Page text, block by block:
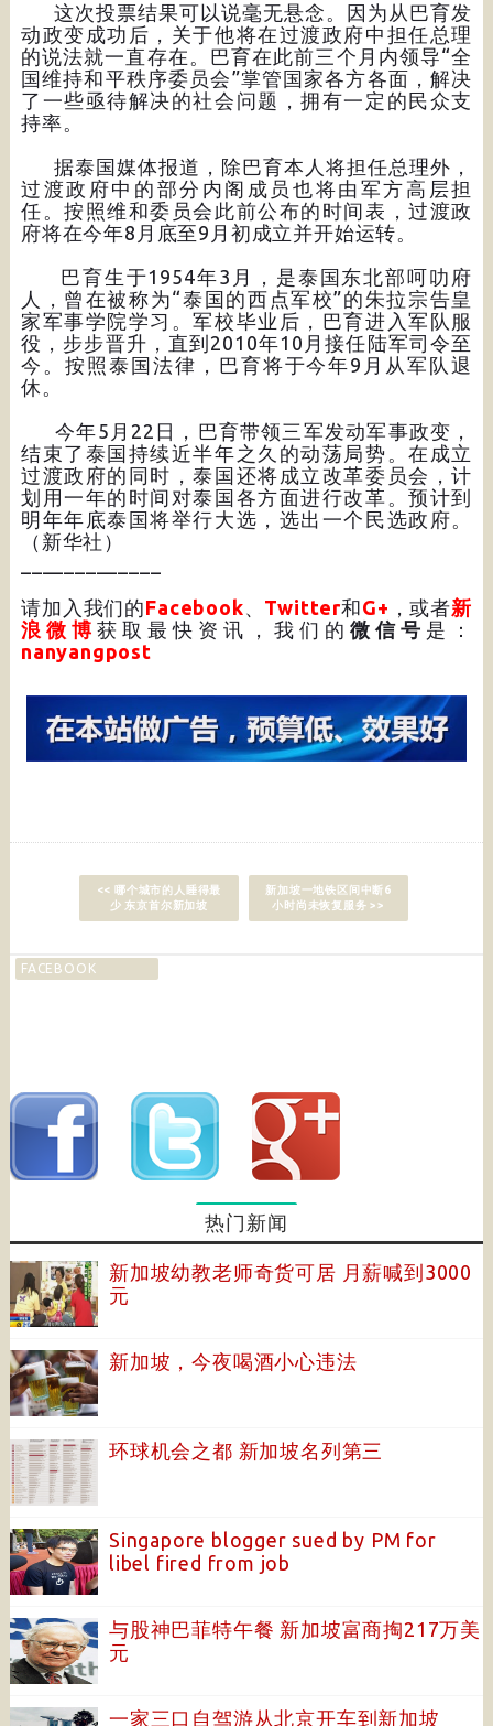
这次投票结果可以说毫无悬念。因为从巴育发
动政变成功后，关于他将在过渡政府中担任总理
的说法就一直存在。巴育在此前三个月内领导“全
国维持和平秩序委员会”掌管国家各方各面，解决
了一些亟待解决的社会问题，拥有一定的民众支
持率。
据泰国媒体报道，除巴育本人将担任总理外，
过渡政府中的部分内阁成员也将由军方高层担
任。按照维和委员会此前公布的时间表，过渡政
府将在今年8月底至9月初成立并开始运转。
巴育生于1954年3月，是泰国东北部呵叻府
人，曾在被称为“泰国的西点军校”的朱拉宗告皇
家军事学院学习。军校毕业后，巴育进入军队服
役，步步晋升，直到2010年10月接任陆军司令至
今。按照泰国法律，巴育将于今年9月从军队退
休。
今年5月22日，巴育带领三军发动军事政变，
结束了泰国持续近半年之久的动荡局势。在成立
过渡政府的同时，泰国还将成立改革委员会，计
划用一年的时间对泰国各方面进行改革。预计到
明年年底泰国将举行大选，选出一个民选政府。
（新华社）
请加入我们的Facebook、 Twitter和G+ ，或者新
浪微博 获取最快资讯，我们的微信号 是：
nanyangpost
<< 哪个城市的人睡得最
少 东京首尔新加坡
新加坡一地铁区间中断6
小时尚未恢复服务 >>
FACEBOOK
热门新闻
新加坡幼教老师奇货可居 月薪喊到3000
元
新加坡，今夜喝酒小心违法
环球机会之都 新加坡名列第三
Singapore blogger sued by PM for
libel fired from job
与股神巴菲特午餐 新加坡富商掏217万美
元
一家三口自驾游从北京开车到新加坡